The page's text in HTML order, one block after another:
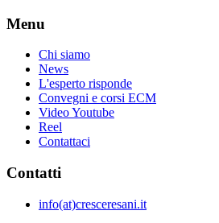
Menu
Chi siamo
News
L'esperto risponde
Convegni e corsi ECM
Video Youtube
Reel
Contattaci
Contatti
info(at)cresceresani.it